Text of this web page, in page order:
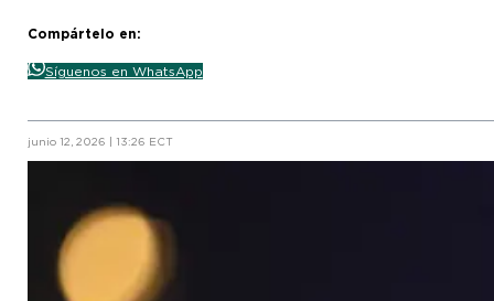
Compártelo en:
Síguenos en WhatsApp
junio 12, 2026 | 13:26 ECT